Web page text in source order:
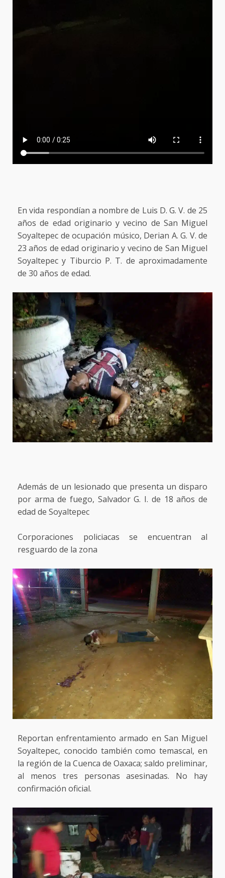
En vida respondían a nombre de Luis D. G. V. de 25
años de edad originario y vecino de San Miguel
Soyaltepec de ocupación músico, Derian A. G. V. de
23 años de edad originario y vecino de San Miguel
Soyaltepec y Tiburcio P. T. de aproximadamente
de 30 años de edad.
Además de un lesionado que presenta un disparo
por arma de fuego, Salvador G. I. de 18 años de
edad de Soyaltepec
Corporaciones policiacas se encuentran al
resguardo de la zona
Reportan enfrentamiento armado en San Miguel
Soyaltepec, conocido también como temascal, en
la región de la Cuenca de Oaxaca; saldo preliminar,
al menos tres personas asesinadas. No hay
confirmación oficial.